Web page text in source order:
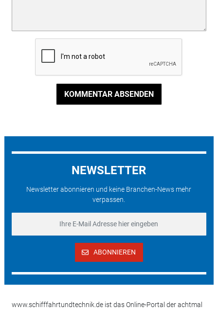
KOMMENTAR ABSENDEN
NEWSLETTER
Newsletter abonnieren und keine Branchen-News mehr
verpassen.
ABONNIEREN
www.schifffahrtundtechnik.de ist das Online-Portal der achtmal